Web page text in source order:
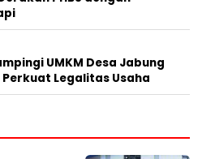
UMKM Desa Jabung
Legalitas Usaha